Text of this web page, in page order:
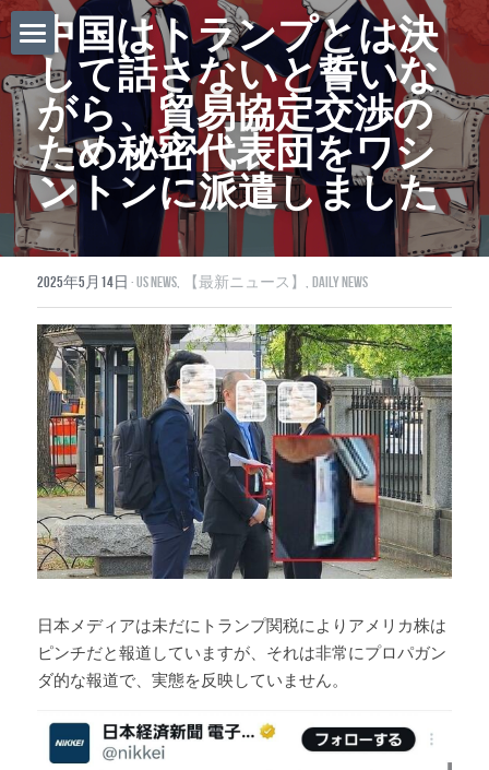
ホーム
Daily News
About Globalists
U.S. News
EuropeNews
China News
Featured Topics
Japan
Southeast Asia
Russia News
特集ページ
About Mei
Beginner's Content
中国はトランプとは決
して話さないと誓いな
がら、貿易協定交渉の
ため秘密代表団をワシ
ントンに派遣しました
2025年5月14日 ·US News, 【最新ニュース】, Daily News
日本メディアは未だにトランプ関税によりアメリカ株は
ピンチだと報道していますが、それは非常にプロパガン
ダ的な報道で、実態を反映していません。